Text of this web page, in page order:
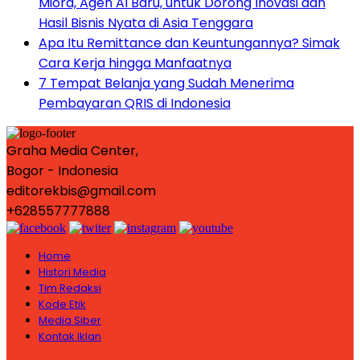
Hasil Bisnis Nyata di Asia Tenggara
Apa Itu Remittance dan Keuntungannya? Simak
Cara Kerja hingga Manfaatnya
7 Tempat Belanja yang Sudah Menerima
Pembayaran QRIS di Indonesia
Graha Media Center,
Bogor - Indonesia
editorekbis@gmail.com
+628557777888
Home
Histori Media
Tim Redaksi
Kode Etik
Media Siber
Kontak Iklan